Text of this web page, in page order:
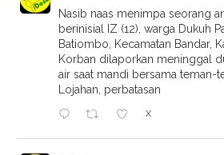
Nasib naas menimpa seorang
berinisial IZ (12), warga Dukuh
Batiombo, Kecamatan Bandar,
Korban dilaporkan meninggal
air saat mandi bersama teman-
Lojahan, perbatasan
X